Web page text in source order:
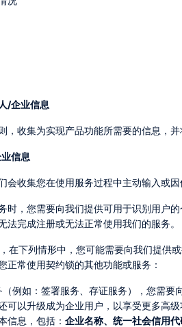
人/企业信息
，收集为实现产品功能所需要的信息，
业信息
会收集您在使用服务过程中主动输入或
时，您需要向我们提供可用于识别用户
完成注册或无法正常使用我们的服务。
正常使用契约锁的其他功能或服务：
务（例如：签署服务、存证服务），您需
可以升级成为企业用户，以享受更多高
信息，包括： 企业名称、统一社会信用